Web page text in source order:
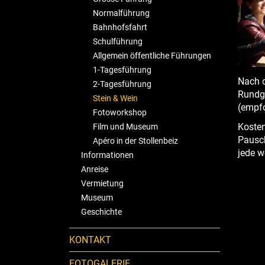
Eng
Nach
jede
Normalführung
Bahnhofsfahrt
Schulführung
Allgemein öffentliche Führungen
1-Tagesführung
2-Tagesführung
Stein & Wein
Fotoworkshop
Film und Museum
Apéro in der Stollenbeiz
Informationen
Anreise
Vermietung
Museum
Geschichte
KONTAKT